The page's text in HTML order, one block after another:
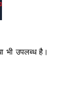
भी उपलब्ध है।